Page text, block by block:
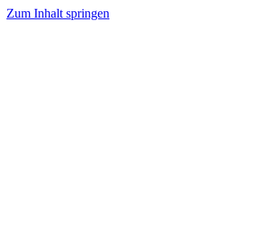
Zum Inhalt springen